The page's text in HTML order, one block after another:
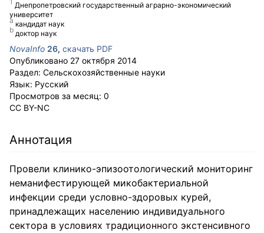
Днепропетровский государственный аграрно-экономический
университет
кандидат наук
доктор наук
NovaInfo 26, скачать PDF
Опубликовано 27 октября 2014
Раздел: Сельскохозяйственные науки
Язык: Русский
Просмотров за месяц: 0
CC BY-NC
Аннотация
Провели клинико-эпизоотологический мониторинг
неманифестирующей микобактериальной
инфекции среди условно-здоровых курей,
принадлежащих населению индивидуального
сектора в условиях традиционного экстенсивного